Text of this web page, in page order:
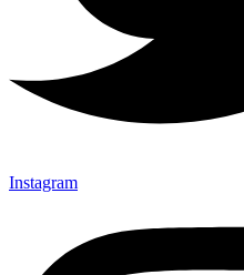
Instagram